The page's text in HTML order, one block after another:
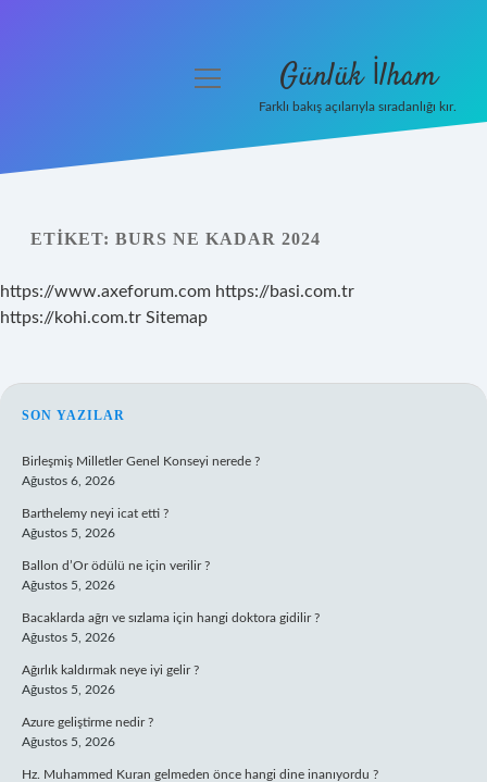
Yasal Uyarı
Hakkımızda
menüyü
Günlük İlham
Farklı bakış açılarıyla sıradanlığı kır.
ETIKET: BURS NE KADAR 2024
https://www.axeforum.com https://basi.com.tr
https://kohi.com.tr Sitemap
SIDEBAR
SON YAZILAR
Birleşmiş Milletler Genel Konseyi nerede ?
Ağustos 6, 2026
Barthelemy neyi icat etti ?
Ağustos 5, 2026
Ballon d’Or ödülü ne için verilir ?
Ağustos 5, 2026
Bacaklarda ağrı ve sızlama için hangi doktora gidilir ?
Ağustos 5, 2026
Ağırlık kaldırmak neye iyi gelir ?
Ağustos 5, 2026
Azure geliştirme nedir ?
Ağustos 5, 2026
Hz. Muhammed Kuran gelmeden önce hangi dine inanıyordu ?